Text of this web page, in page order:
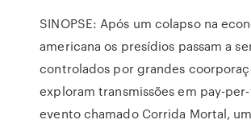
SINOPSE: Após um colapso na
americana os presídios passam a
controlados por grandes
exploram transmissões em pay-
evento chamado Corrida Mortal,